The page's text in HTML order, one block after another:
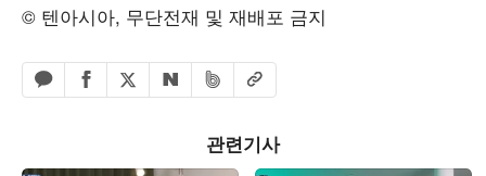
© 텐아시아, 무단전재 및 재배포 금지
카카오톡 공유하기
페이스북 공유하기
엑스 공유하기
네이버 공유하기
밴드 공유하기
URL복사
관련기사